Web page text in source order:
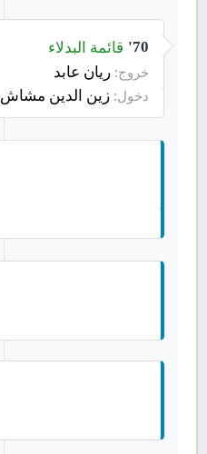
70' قائمة البدلاء
خروج: ريان عابد
دخول: زين الدين مشاش